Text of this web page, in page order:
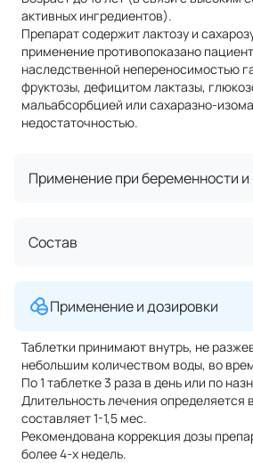
активных ингредиентов).
Препарат содержит лактозу и
применение противопоказано
наследственной непереносимостью
фруктозы, дефицитом лактазы,
мальабсорбцией или сахаразно-
недостаточностью.
Применение при беременности
Состав
Применение и дозировки
Таблетки принимают внутрь, не
небольшим количеством воды, во
По 1 таблетке 3 раза в день или по
Длительность лечения определяется
составляет 1-1,5 мес.
Рекомендована коррекция дозы
более 4-х недель.